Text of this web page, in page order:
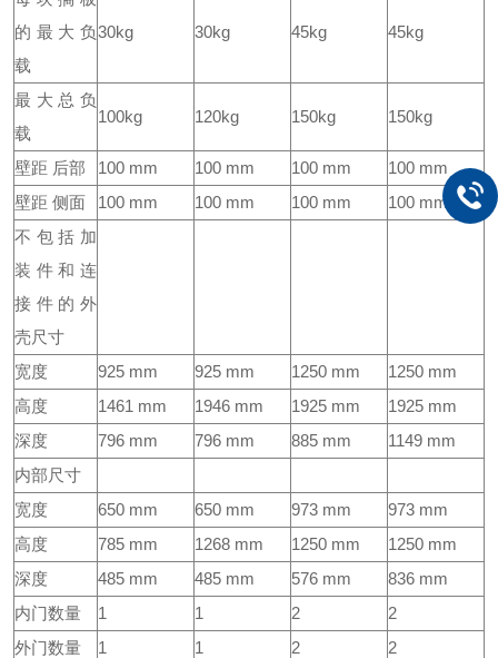
的最大负
载
30kg 30kg 45kg 45kg
最大总负
载
100kg 120kg 150kg 150kg
壁距 后部 100 mm 100 mm 100 mm
100 mm
壁距 侧面
100 mm 100 mm 100 mm
100 mm
不包括加
装件和连
接件的外
壳尺寸
宽度
925 mm 925 mm 1250 mm
1250 mm
高度
1461 mm 1946 mm 1925 mm
1925 mm
深度
796 mm 796 mm 885 mm
1149 mm
内部尺寸
宽度
650 mm 650 mm 973 mm
973 mm
高度
785 mm 1268 mm 1250 mm
1250 mm
深度
485 mm 485 mm 576 mm
836 mm
内门数量
1 1 2
2
外门数量
1 1 2
2